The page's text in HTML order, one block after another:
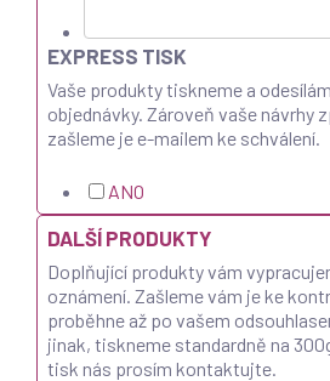
EXPRESS TISK
Vaše produkty tiskneme a
objednávky. Zároveň vaše návrhy
zašleme je e-mailem ke schválení.
ANO
DALŠÍ PRODUKTY
Doplňující produkty vám
oznámení. Zašleme vám je ke
proběhne až po vašem
jinak, tiskneme standardně na
tisk nás prosím kontaktujte.